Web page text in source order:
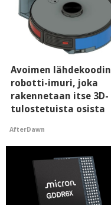
Avoimen lähdekoodin
robotti-imuri, joka
rakennetaan itse 3D-
tulostetuista osista
AfterDawn